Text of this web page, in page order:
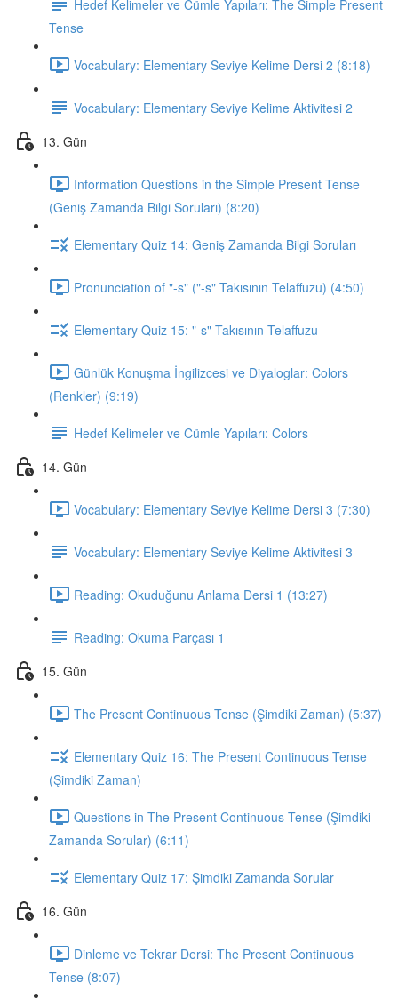
Hedef Kelimeler ve Cümle Yapıları: The Simple Present
Tense
Vocabulary: Elementary Seviye Kelime Dersi 2 (8:18)
Vocabulary: Elementary Seviye Kelime Aktivitesi 2
13. Gün
Information Questions in the Simple Present Tense
(Geniş Zamanda Bilgi Soruları) (8:20)
Elementary Quiz 14: Geniş Zamanda Bilgi Soruları
Pronunciation of "-s" ("-s" Takısının Telaffuzu) (4:50)
Elementary Quiz 15: "-s" Takısının Telaffuzu
Günlük Konuşma İngilizcesi ve Diyaloglar: Colors
(Renkler) (9:19)
Hedef Kelimeler ve Cümle Yapıları: Colors
14. Gün
Vocabulary: Elementary Seviye Kelime Dersi 3 (7:30)
Vocabulary: Elementary Seviye Kelime Aktivitesi 3
Reading: Okuduğunu Anlama Dersi 1 (13:27)
Reading: Okuma Parçası 1
15. Gün
The Present Continuous Tense (Şimdiki Zaman) (5:37)
Elementary Quiz 16: The Present Continuous Tense
(Şimdiki Zaman)
Questions in The Present Continuous Tense (Şimdiki
Zamanda Sorular) (6:11)
Elementary Quiz 17: Şimdiki Zamanda Sorular
16. Gün
Dinleme ve Tekrar Dersi: The Present Continuous
Tense (8:07)